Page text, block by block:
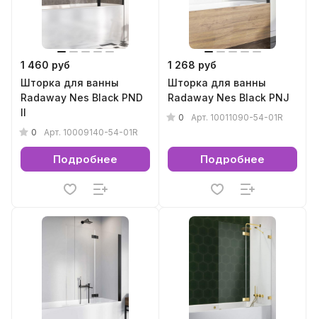
1 460 руб
Шторка для ванны
Radaway Nes Black PND
II
0 Арт. 10009140-54-01R
Подробнее
1 268 руб
Шторка для ванны
Radaway Nes Black PNJ
0 Арт. 10011090-54-01R
Подробнее